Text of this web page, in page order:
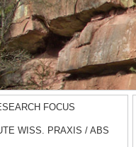
FOCUS
WISS. PRAXIS / ABS